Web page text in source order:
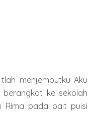
menjemputku Aku
ke sekolah
Rima pada bait puisi